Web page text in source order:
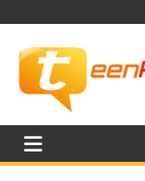
to
TeenPortall